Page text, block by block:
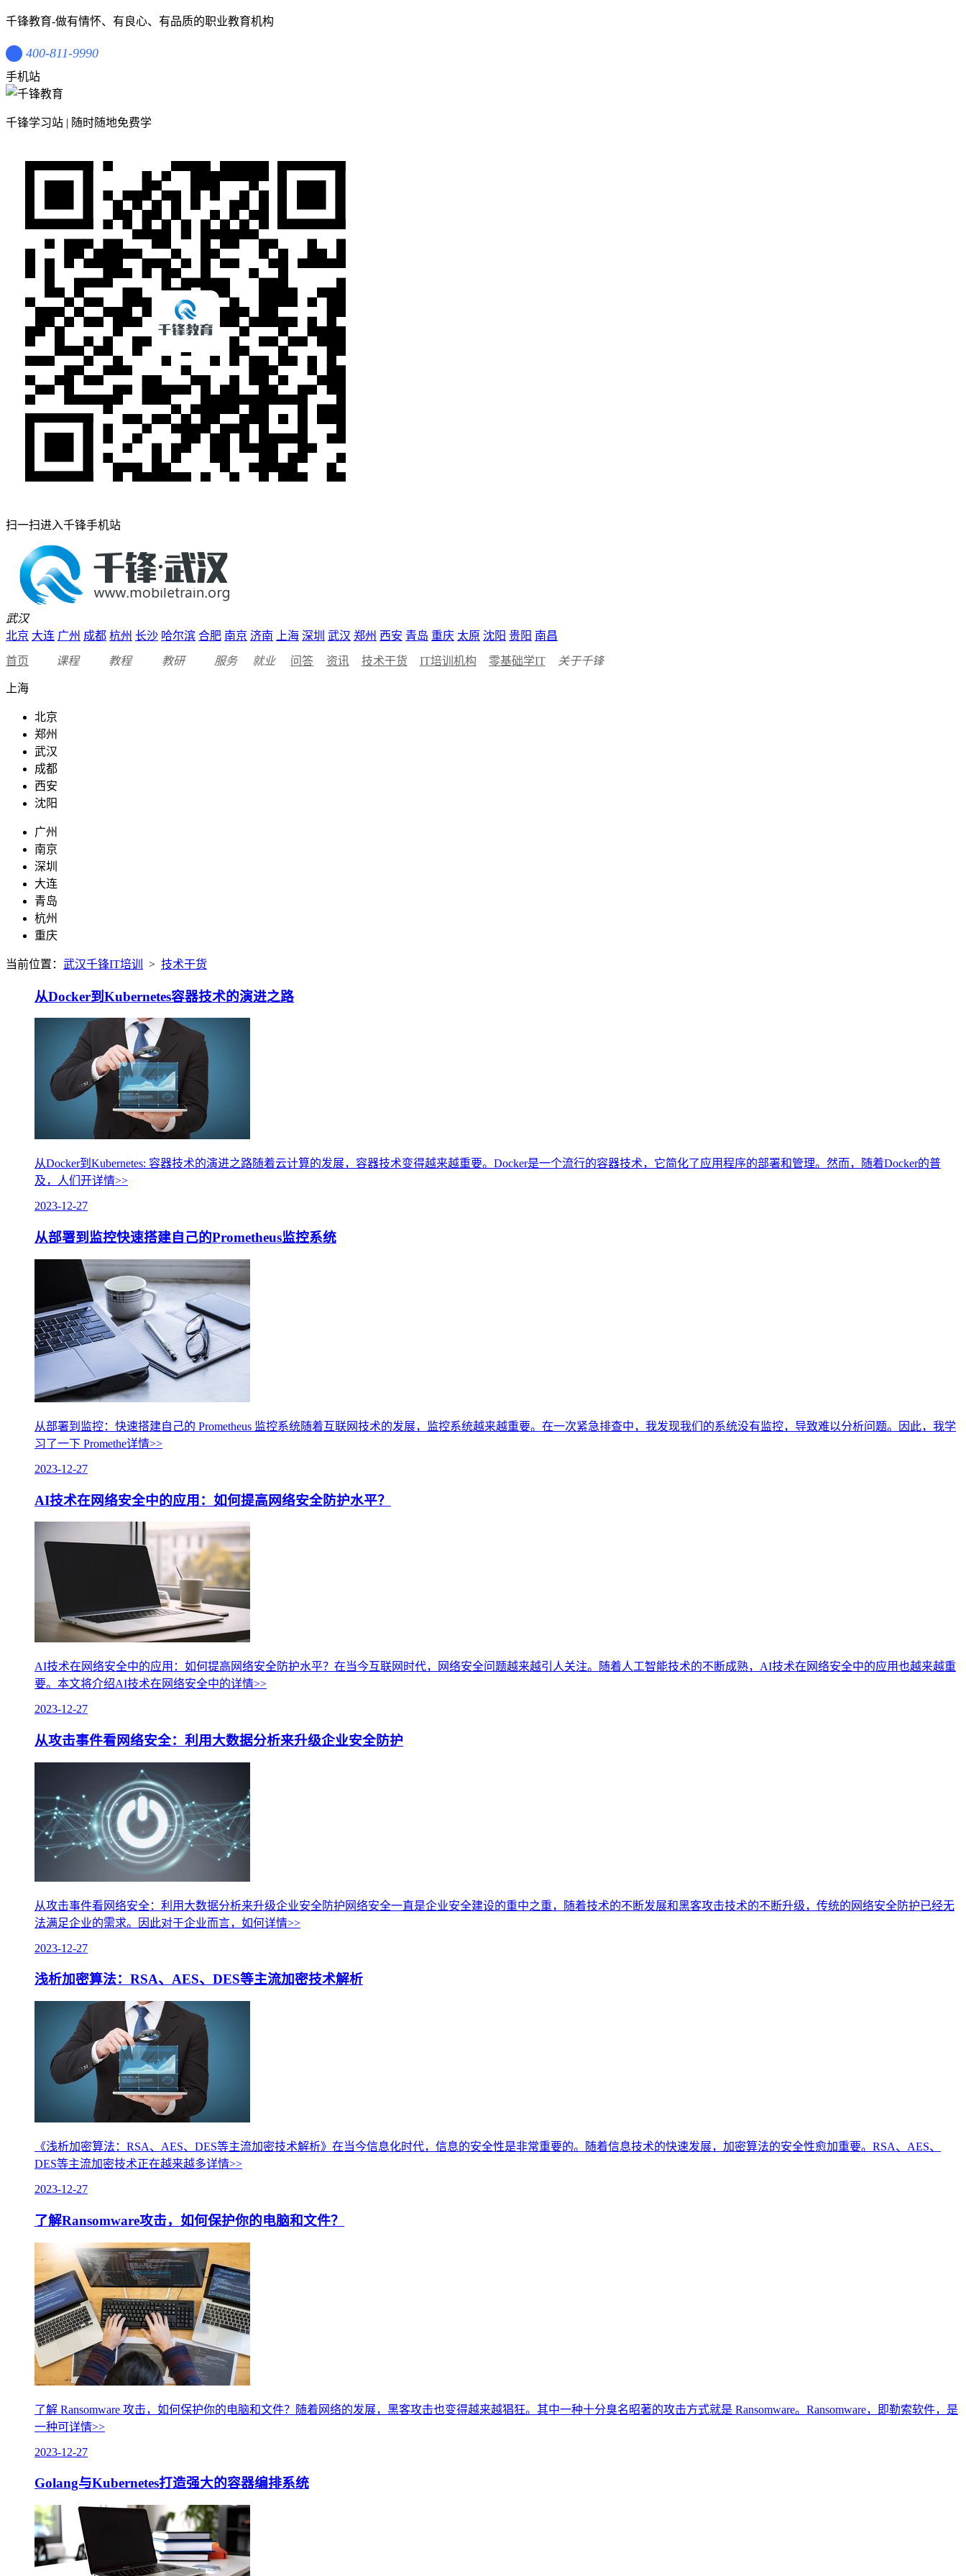
千锋教育-做有情怀、有良心、有品质的职业教育机构
400-811-9990
手机站
千锋学习站 | 随时随地免费学
扫一扫进入千锋手机站
武汉
北京 大连 广州 成都 杭州 长沙 哈尔滨 合肥 南京 济南 上海 深圳 武汉 郑州 西安 青岛 重庆 太原 沈阳 贵阳 南昌
首页 课程 教程 教研 服务 就业 问答 资讯 技术干货 IT培训机构 零基础学IT 关于千锋
上海
北京
郑州
武汉
成都
西安
沈阳
广州
南京
深圳
大连
青岛
杭州
重庆
当前位置： 武汉千锋IT培训 > 技术干货
从Docker到Kubernetes容器技术的演进之路
从Docker到Kubernetes: 容器技术的演进之路随着云计算的发展，容器技术变得越来越重要。Docker是一个流行的容器技术，它简化了应用程序的部署和管理。然而，随着Docker的普
及，人们开详情>>
2023-12-27
从部署到监控快速搭建自己的Prometheus监控系统
从部署到监控：快速搭建自己的 Prometheus 监控系统随着互联网技术的发展，监控系统越来越重要。在一次紧急排查中，我发现我们的系统没有监控，导致难以分析问题。因此，我学
习了一下 Promethe详情>>
2023-12-27
AI技术在网络安全中的应用：如何提高网络安全防护水平？
AI技术在网络安全中的应用：如何提高网络安全防护水平？在当今互联网时代，网络安全问题越来越引人关注。随着人工智能技术的不断成熟，AI技术在网络安全中的应用也越来越重
要。本文将介绍AI技术在网络安全中的详情>>
2023-12-27
从攻击事件看网络安全：利用大数据分析来升级企业安全防护
从攻击事件看网络安全：利用大数据分析来升级企业安全防护网络安全一直是企业安全建设的重中之重，随着技术的不断发展和黑客攻击技术的不断升级，传统的网络安全防护已经无
法满足企业的需求。因此对于企业而言，如何详情>>
2023-12-27
浅析加密算法：RSA、AES、DES等主流加密技术解析
《浅析加密算法：RSA、AES、DES等主流加密技术解析》在当今信息化时代，信息的安全性是非常重要的。随着信息技术的快速发展，加密算法的安全性愈加重要。RSA、AES、
DES等主流加密技术正在越来越多详情>>
2023-12-27
了解Ransomware攻击，如何保护你的电脑和文件？
了解 Ransomware 攻击，如何保护你的电脑和文件？随着网络的发展，黑客攻击也变得越来越猖狂。其中一种十分臭名昭著的攻击方式就是 Ransomware。Ransomware，即勒索软件，是
一种可详情>>
2023-12-27
Golang与Kubernetes打造强大的容器编排系统